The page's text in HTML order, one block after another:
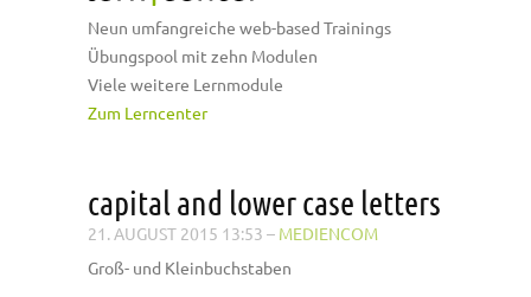
Neun umfangreiche web-based Trainings
Übungspool mit zehn Modulen
Viele weitere Lernmodule
Zum Lerncenter
capital and lower case letters
21. AUGUST 2015 13:53 – MEDIENCOM
Groß- und Kleinbuchstaben